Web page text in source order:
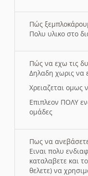
Πώς
Πολυ υλικο στο
Πώς να εχω τις
Δηλαδη χωρις να
Χρειαζεται ομως
Επιπλεον ΠΟΛΥ
ομάδες
Πως να
Ειναι πολυ
καταλαβετε και
θελετε) να